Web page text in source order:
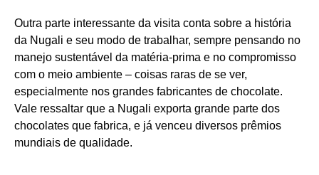
Outra parte interessante da visita conta sobre a história
da Nugali e seu modo de trabalhar, sempre pensando no
manejo sustentável da matéria-prima e no compromisso
com o meio ambiente – coisas raras de se ver,
especialmente nos grandes fabricantes de chocolate.
Vale ressaltar que a Nugali exporta grande parte dos
chocolates que fabrica, e já venceu diversos prêmios
mundiais de qualidade.